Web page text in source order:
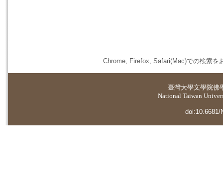
Chrome, Firefox, Safari(Mac)での検索を
臺灣大學文學院佛
National Taiwan
doi:10.6681/